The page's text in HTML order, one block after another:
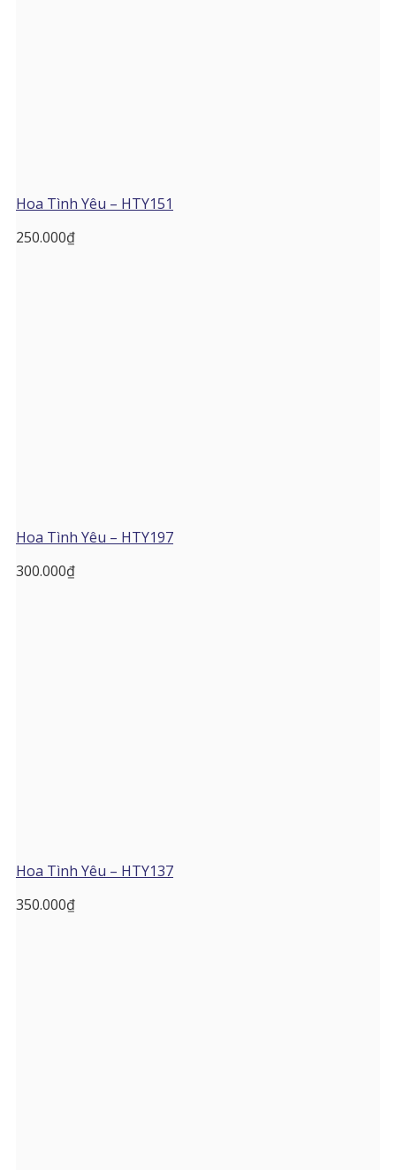
Hoa Tình Yêu – HTY151
250.000₫
Hoa Tình Yêu – HTY197
300.000₫
Hoa Tình Yêu – HTY137
350.000₫